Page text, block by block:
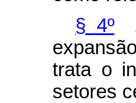
§ 4ºA
trata o
setores